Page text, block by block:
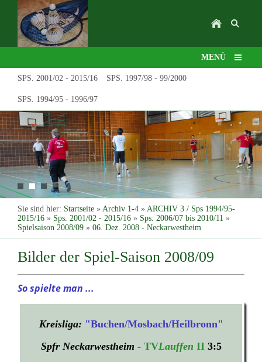
MENÜ
SPS. 2001/02 - 2015/16 SPS. 1997/98 - 99/2000
SPS. 1994/95 - 1996/97
Sie sind hier: Startseite » Archiv 1-4 » ARCHIV 3 / Sps 1994/95-
2015/16 » Sps. 2001/02 - 2015/16 » Sps. 2006/07 bis 2010/11 »
Spielsaison 2008/09 » 06. Dez. 2008 - Neckarwestheim
Bilder der Spiel-Saison 2008/09
So spielte man ...
Kreisliga: "Buchen/Mosbach/Heilbronn"
Spfr Neckarwestheim - TVLauffen II 3:5